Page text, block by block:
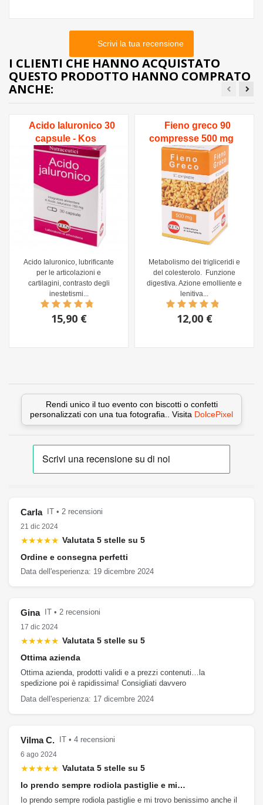
Scrivi la tua recensione
I CLIENTI CHE HANNO ACQUISTATO
QUESTO PRODOTTO HANNO COMPRATO
ANCHE:
Acido Ialuronico 30
capsule - Kos
Acido Ialuronico, lubrificante
per le articolazioni e
cartilagini, contrasto degli
inestetismi...
15,90 €
Fieno greco 90
compresse 500 mg
Metabolismo dei trigliceridi e
del colesterolo. Funzione
digestiva. Azione emolliente e
lenitiva...
12,00 €
Rendi unico il tuo evento con biscotti o confetti
personalizzati con una tua fotografia.. Visita DolcePixel
Carla
IT • 2 recensioni
21 dic 2024
★★★★★ Valutata 5 stelle su 5
Ordine e consegna perfetti
Data dell'esperienza: 19 dicembre 2024
Gina
IT • 2 recensioni
17 dic 2024
★★★★★ Valutata 5 stelle su 5
Ottima azienda
Ottima azienda, prodotti validi e a prezzi contenuti…la
spedizione poi è rapidissima! Consigliati davvero
Data dell'esperienza: 17 dicembre 2024
Vilma C.
IT • 4 recensioni
6 ago 2024
★★★★★ Valutata 5 stelle su 5
Io prendo sempre rodiola pastiglie e mi…
Io prendo sempre rodiola pastiglie e mi trovo benissimo anche il